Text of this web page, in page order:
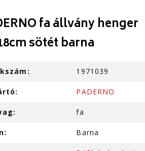
fa állvány henger
sötét barna
1971039
PADERNO
fa
Barna